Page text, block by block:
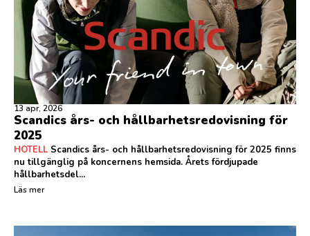
13 apr, 2026
Scandics års- och hållbarhetsredovisning för
2025
HOTELL Scandics års- och hållbarhetsredovisning för 2025 finns
nu tillgänglig på koncernens hemsida. Årets fördjupade
hållbarhetsdel...
Läs mer